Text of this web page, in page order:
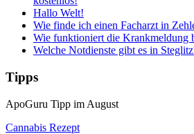
Hallo Welt!
Wie finde ich einen Facharzt in
Wie funktioniert die Krankmeldung
Welche Notdienste gibt es in
Tipps
ApoGuru Tipp im August
Cannabis Rezept